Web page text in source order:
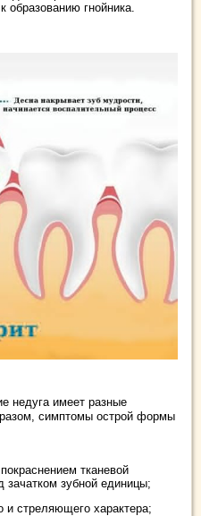
образованию гнойника.
недуга имеет разные
симптомы острой формы
тканевой
зачатком зубной единицы;
стреляющего характера;